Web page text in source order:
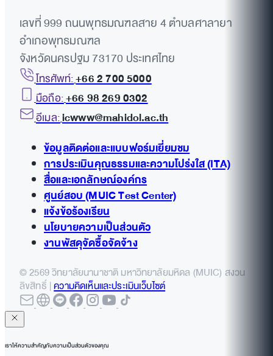
เลขที่ 999 ถนนพุทธมณฑลสาย 4 ตำบลศาลายา
อำเภอพุทธมณฑล
จังหวัดนครปฐม 73170 ประเทศไทย
โทรศัพท์:+66 2 700 5000
มือถือ:+66 98 269 0302
อีเมล:icwww@mahidol.ac.th
ข้อมูลติดต่อและแบบฟอร์มเยี่ยมชม
การประเมินคุณธรรมและความโปร่งใส (ITA)
สื่อและเอกลักษณ์องค์กร
ศูนย์สอบ (MUIC Test Center)
แจ้งข้อร้องเรียน
นโยบายความเป็นส่วนตัว
งานพัสดุจัดซื้อจัดจ้าง
© 2569 วิทยาลัยนานาชาติ มหาวิทยาลัยมหิดล (MUIC) สงวน
ลิขสิทธิ์ |ความคิดเห็นและประเมินเว็บไซต์
เราให้ความสำคัญกับความเป็นส่วนตัวของคุณ